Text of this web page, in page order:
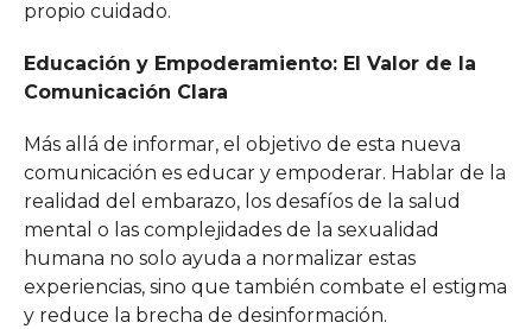
propio cuidado.
Educación y Empoderamiento: El Valor de la
Comunicación Clara
Más allá de informar, el objetivo de esta nueva
comunicación es educar y empoderar. Hablar de la
realidad del embarazo, los desafíos de la salud
mental o las complejidades de la sexualidad
humana no solo ayuda a normalizar estas
experiencias, sino que también combate el estigma
y reduce la brecha de desinformación.